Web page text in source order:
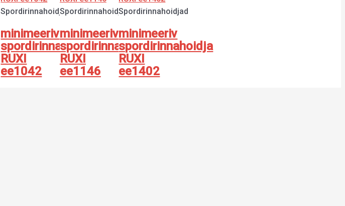
Spordirinnahoidjad
minimeeriv
spordirinnahoidja
RUXI
ee1042
Spordirinnahoidjad
minimeeriv
spordirinnahoidja
RUXI
ee1146
Spordirinnahoidjad
minimeeriv
spordirinnahoidja
RUXI
ee1402